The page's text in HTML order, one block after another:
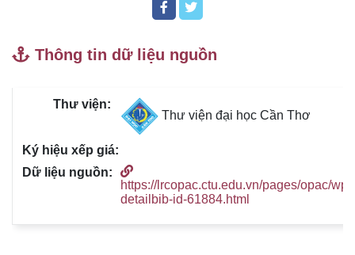
Thông tin dữ liệu nguồn
Thư viện đại học Cần Thơ
https://lrcopac.ctu.edu.vn/pages/opac/
detailbib-id-61884.html